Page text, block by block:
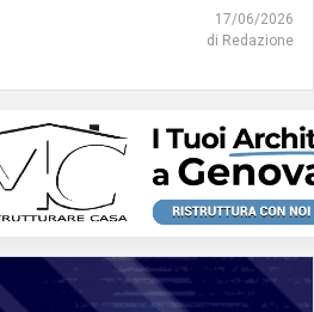
17/06/2026
di Redazione